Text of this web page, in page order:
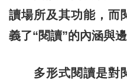
讀場所及其功能，而
義了“閱讀”的內涵與
多形式閱讀是對閱